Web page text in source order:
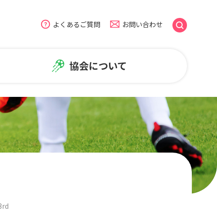
よくあるご質問 お問い合わせ
広報・普及活動
NiFAニュース
くある質問
協会について
ムページについて